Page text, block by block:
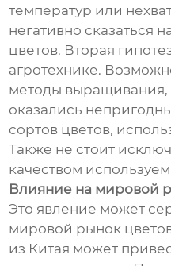
температур или
негативно сказаться
цветов. Вторая
агротехнике.
методы выращивания,
оказались
сортов цветов,
Также не стоит
качеством
Влияние на мировой
Это явление может
мировой рынок
из Китая может